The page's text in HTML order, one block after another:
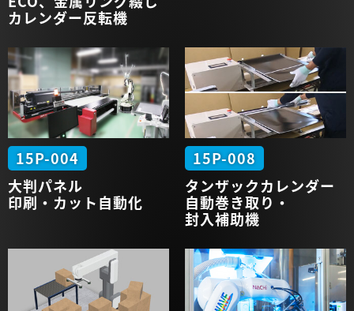
カレンダー反転機
15P-004
大判パネル
印刷・カット自動化
15P-008
タンザックカレンダー
自動巻き取り・
封入補助機